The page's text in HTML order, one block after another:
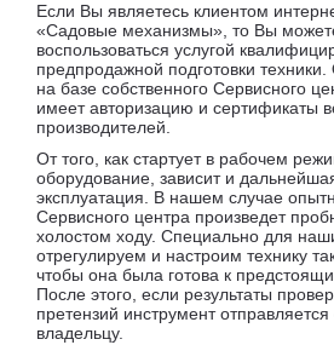
Если Вы являетесь клиентом
«Садовые механизмы», то Вы
воспользоваться услугой
предпродажной подготовки
на базе собственного Сервисного
имеет авторизацию и сертификаты
производителей.
От того, как стартует в рабочем
оборудование, зависит и
эксплуатация. В нашем случае
Сервисного центра произведет
холостом ходу. Специально для
отрегулируем и настроим технику
чтобы она была готова к
После этого, если результаты
претензий инструмент
владельцу.